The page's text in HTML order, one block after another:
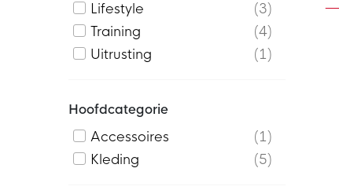
Lifestyle
3
Training
4
Uitrusting
1
Hoofdcategorie
Accessoires
1
Kleding
5